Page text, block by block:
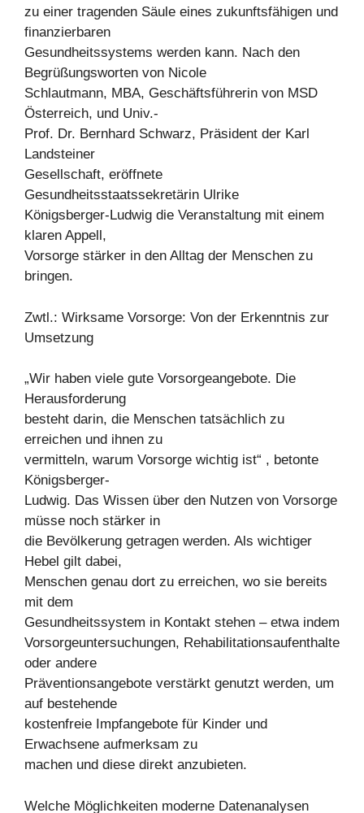
zu einer tragenden Säule eines zukunftsfähigen und
finanzierbaren
Gesundheitssystems werden kann. Nach den
Begrüßungsworten von Nicole
Schlautmann, MBA, Geschäftsführerin von MSD
Österreich, und Univ.-
Prof. Dr. Bernhard Schwarz, Präsident der Karl
Landsteiner
Gesellschaft, eröffnete
Gesundheitsstaatssekretärin Ulrike
Königsberger-Ludwig die Veranstaltung mit einem
klaren Appell,
Vorsorge stärker in den Alltag der Menschen zu
bringen.
Zwtl.: Wirksame Vorsorge: Von der Erkenntnis zur
Umsetzung
„Wir haben viele gute Vorsorgeangebote. Die
Herausforderung
besteht darin, die Menschen tatsächlich zu
erreichen und ihnen zu
vermitteln, warum Vorsorge wichtig ist“ , betonte
Königsberger-
Ludwig. Das Wissen über den Nutzen von Vorsorge
müsse noch stärker in
die Bevölkerung getragen werden. Als wichtiger
Hebel gilt dabei,
Menschen genau dort zu erreichen, wo sie bereits
mit dem
Gesundheitssystem in Kontakt stehen – etwa indem
Vorsorgeuntersuchungen, Rehabilitationsaufenthalte
oder andere
Präventionsangebote verstärkt genutzt werden, um
auf bestehende
kostenfreie Impfangebote für Kinder und
Erwachsene aufmerksam zu
machen und diese direkt anzubieten.
Welche Möglichkeiten moderne Datenanalysen